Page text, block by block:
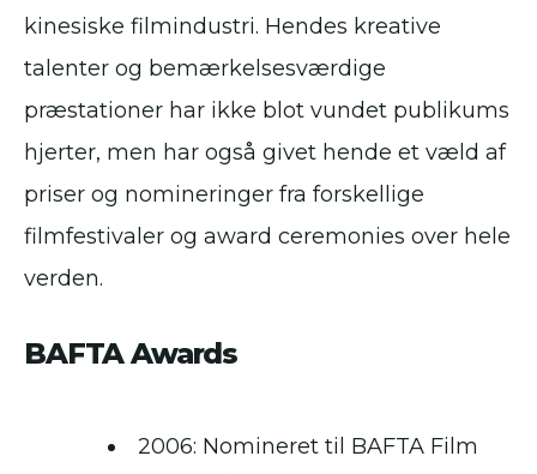
kinesiske filmindustri. Hendes kreative
talenter og bemærkelsesværdige
præstationer har ikke blot vundet publikums
hjerter, men har også givet hende et væld af
priser og nomineringer fra forskellige
filmfestivaler og award ceremonies over hele
verden.
BAFTA Awards
2006: Nomineret til BAFTA Film